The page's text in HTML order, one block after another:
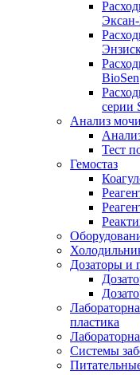
BioSen
серии
Анализ мочи
Тест
Гемостаз
Дозаторы и
пластика
Системы